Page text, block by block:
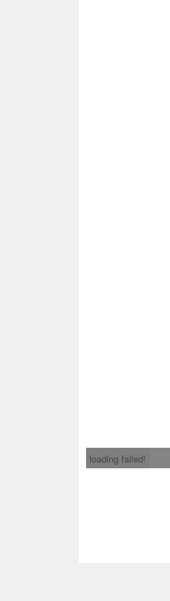
loading failed!